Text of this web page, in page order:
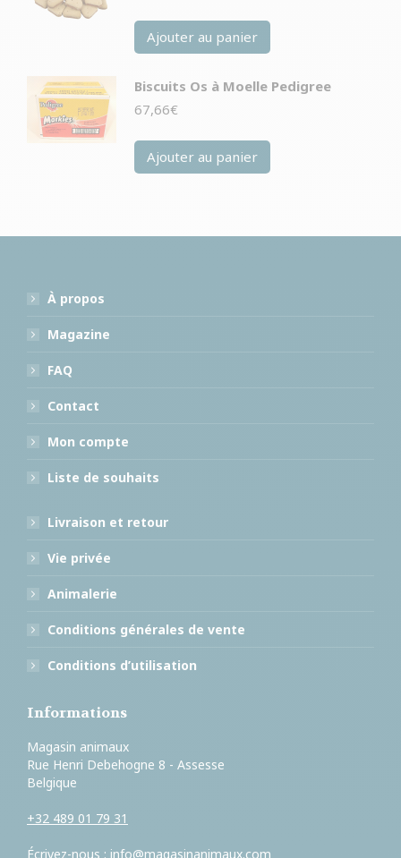
Ajouter au panier
Biscuits Os à Moelle Pedigree
67,66€
Ajouter au panier
À propos
Magazine
FAQ
Contact
Mon compte
Liste de souhaits
Livraison et retour
Vie privée
Animalerie
Conditions générales de vente
Conditions d’utilisation
Informations
Magasin animaux
Rue Henri Debehogne 8 - Assesse
Belgique
+32 489 01 79 31
Écrivez-nous : info@magasinanimaux.com